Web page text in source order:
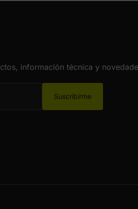
información técnica y
Suscribirme